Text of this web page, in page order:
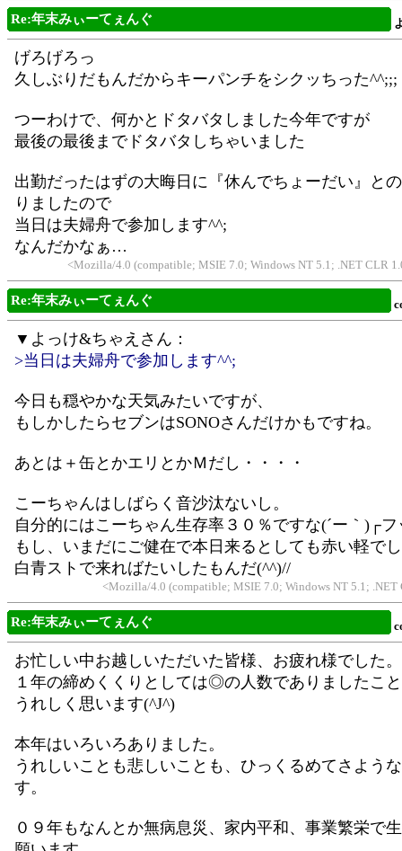
Re:年末みぃーてぇんぐ
げろげろっ
久しぶりだもんだからキーパンチをシクッちった^^;;;
つーわけで、何かとドタバタしました今年ですが
最後の最後までドタバタしちゃいました
出勤だったはずの大晦日に『休んでちょーだい』と
りましたので
当日は夫婦舟で参加します^^;
なんだかなぁ…
<Mozilla/4.0 (compatible; MSIE 7.0; Windows NT 5.1; .NET CLR
Re:年末みぃーてぇんぐ
▼よっけ&ちゃえさん：
>当日は夫婦舟で参加します^^;
今日も穏やかな天気みたいですが、
もしかしたらセブンはSONOさんだけかもですね。
あとは＋缶とかエリとかＭだし・・・・
こーちゃんはしばらく音沙汰ないし。
自分的にはこーちゃん生存率３０％ですな(´ー｀)┌フ
もし、いまだにご健在で本日来るとしても赤い軽で
白青ストで来ればたいしたもんだ(^^)//
<Mozilla/4.0 (compatible; MSIE 7.0; Windows NT 5.1;
Re:年末みぃーてぇんぐ
お忙しい中お越しいただいた皆様、お疲れ様でした。
１年の締めくくりとしては◎の人数でありましたこと
うれしく思います(^J^)
本年はいろいろありました。
うれしいことも悲しいことも、ひっくるめてさよう
す。
０９年もなんとか無病息災、家内平和、事業繁栄で